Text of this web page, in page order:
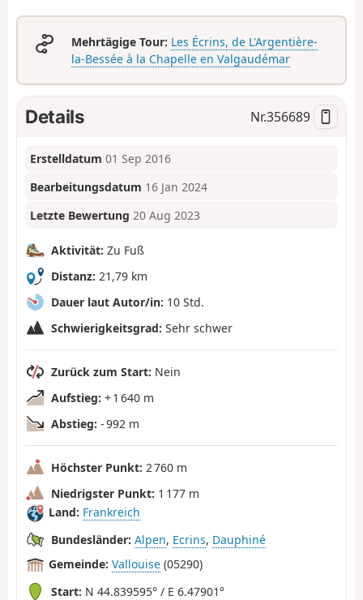
Mehrtägige Tour: Les Écrins, de L'Argentière-
la-Bessée à la Chapelle en Valgaudémar
Details Nr.356689
Erstelldatum 01 Sep 2016
Bearbeitungsdatum 16 Jan 2024
Letzte Bewertung 20 Aug 2023
Aktivität: Zu Fuß
Distanz: 21,79 km
Dauer laut Autor/in: 10 Std.
Schwierigkeitsgrad: Sehr schwer
Zurück zum Start: Nein
Aufstieg: + 1 640 m
Abstieg: - 992 m
Höchster Punkt: 2 760 m
Niedrigster Punkt: 1 177 m
Land: Frankreich
Bundesländer: Alpen, Ecrins, Dauphiné
Gemeinde: Vallouise (05290)
Start: N 44.839595° / E 6.47901°